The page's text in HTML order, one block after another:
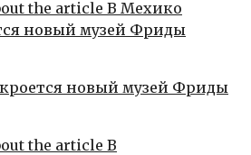
новый музей Фриды